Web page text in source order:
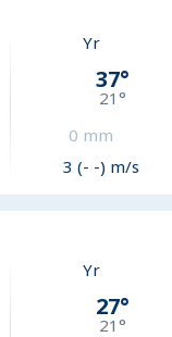
Yr
37°
21°
0 mm
3 (- -) m/s
Yr
27°
21°